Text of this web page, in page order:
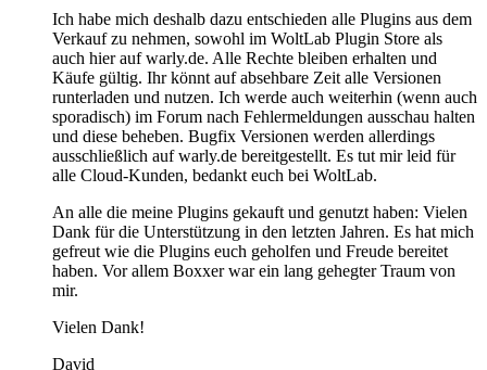
Ich habe mich deshalb dazu entschieden alle Plugins aus dem
Verkauf zu nehmen, sowohl im WoltLab Plugin Store als
auch hier auf warly.de. Alle Rechte bleiben erhalten und
Käufe gültig. Ihr könnt auf absehbare Zeit alle Versionen
runterladen und nutzen. Ich werde auch weiterhin (wenn auch
sporadisch) im Forum nach Fehlermeldungen ausschau halten
und diese beheben. Bugfix Versionen werden allerdings
ausschließlich auf warly.de bereitgestellt. Es tut mir leid für
alle Cloud-Kunden, bedankt euch bei WoltLab.
An alle die meine Plugins gekauft und genutzt haben: Vielen
Dank für die Unterstützung in den letzten Jahren. Es hat mich
gefreut wie die Plugins euch geholfen und Freude bereitet
haben. Vor allem Boxxer war ein lang gehegter Traum von
mir.
Vielen Dank!
David